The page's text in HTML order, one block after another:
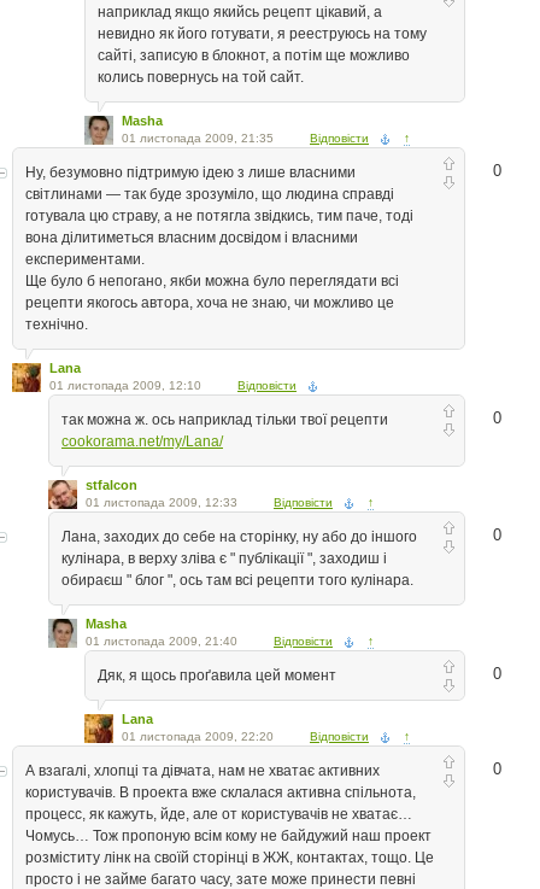
наприклад якщо якийсь рецепт цікавий, а
невидно як його готувати, я рееструюсь на тому
сайті, записую в блокнот, а потім ще можливо
колись повернусь на той сайт.
Masha
01 листопада 2009, 21:35 Відповісти ↑
0
Ну, безумовно підтримую ідею з лише власними
світлинами — так буде зрозуміло, що людина справді
готувала цю страву, а не потягла звідкись, тим паче, тоді
вона ділитиметься власним досвідом і власними
експериментами.
Ще було б непогано, якби можна було переглядати всі
рецепти якогось автора, хоча не знаю, чи можливо це
технічно.
Lana
01 листопада 2009, 12:10 Відповісти
0
так можна ж. ось наприклад тільки твої рецепти
cookorama.net/my/Lana/
stfalcon
01 листопада 2009, 12:33 Відповісти ↑
0
Лана, заходих до себе на сторінку, ну або до іншого
кулінара, в верху зліва є " публікації ", заходиш і
обираєш " блог ", ось там всі рецепти того кулінара.
Masha
01 листопада 2009, 21:40 Відповісти ↑
0
Дяк, я щось проґавила цей момент
Lana
01 листопада 2009, 22:20 Відповісти ↑
0
А взагалі, хлопці та дівчата, нам не хватає активних
користувачів. В проекта вже склалася активна спільнота,
процесс, як кажуть, йде, але от користувачів не хватає…
Чомусь… Тож пропоную всім кому не байдужий наш проект
розміститу лінк на своїй сторінці в ЖЖ, контактах, тощо. Це
просто і не займе багато часу, зате може принести певні